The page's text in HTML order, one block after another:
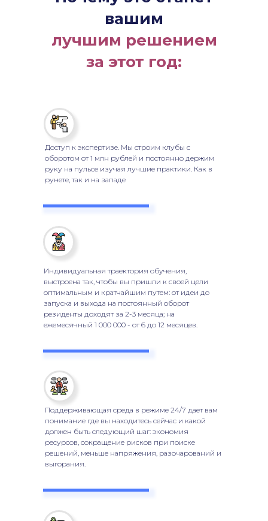
Доступ к экспертизе. Мы строим клубы с
оборотом от 1 млн рублей и постоянно держим
руку на пульсе изучая лучшие практики. Как в
рунете, так и на западе
Индивидуальная траектория обучения,
выстроена так, чтобы вы пришли к своей цели
оптимальным и кратчайшим путем: от идеи до
запуска и выхода на постоянный оборот
резиденты доходят за 2-3 месяца; на
ежемесячный 1 000 000 - от 6 до 12 месяцев.
Поддерживающая среда в режиме 24/7 дает вам
понимание где вы находитесь сейчас и какой
должен быть следующий шаг: экономия
ресурсов, сокращение рисков при поиске
решений, меньше напряжения, разочарований и
выгорания.
вашим
лучшим решением
за этот год: